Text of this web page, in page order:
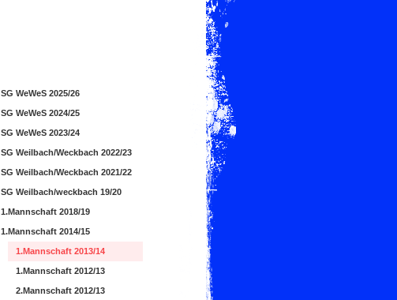
SG WeWeS 2025/26
SG WeWeS 2024/25
SG WeWeS 2023/24
SG Weilbach/Weckbach 2022/23
SG Weilbach/Weckbach 2021/22
SG Weilbach/weckbach 19/20
1.Mannschaft 2018/19
1.Mannschaft 2014/15
1.Mannschaft 2013/14
1.Mannschaft 2012/13
2.Mannschaft 2012/13